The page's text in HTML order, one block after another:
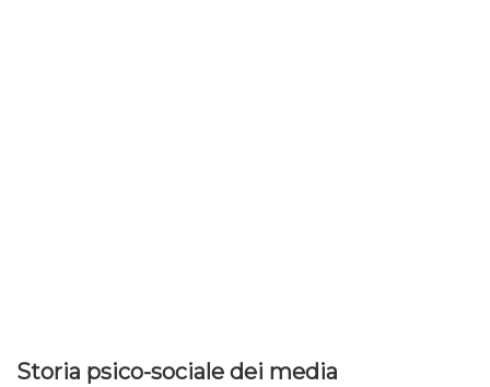
Storia psico-sociale dei media